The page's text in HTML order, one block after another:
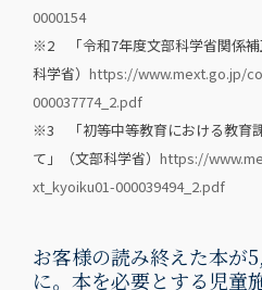
0000154
※2 「令和7年度⽂部科学省関係補
科学省） https://www.mext.go.jp/
000037774_2.pdf
※3 「初等中等教育における教育
て」（文部科学省） https://
xt_kyoiku01-000039494_2.pdf
お客様の読み終えた本が
に。本を必要とする児童